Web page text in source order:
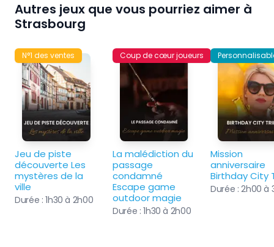
Autres jeux que vous pourriez aimer à
Strasbourg
N°1 des ventes
Jeu de piste
découverte Les
mystères de la
ville
Durée :1h30 à 2h00
Coup de cœur joueurs
La malédiction du
passage
condamné
Escape game
outdoor magie
Durée :1h30 à 2h00
Mission
anniversaire
Birthday City
Durée :2h00 à